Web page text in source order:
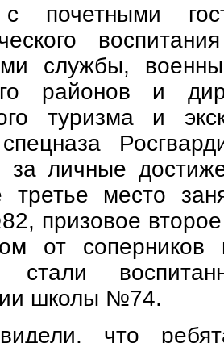
почетными
службы,
районов и
туризма и
за личные
третье место
призовое
от соперников
стали
школы №74.
что